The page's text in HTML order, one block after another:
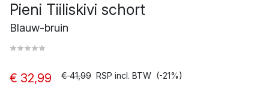
Pieni Tiiliskivi schort
Blauw-bruin
€ 32,99 € 41,99 RSP incl. BTW (-21%)